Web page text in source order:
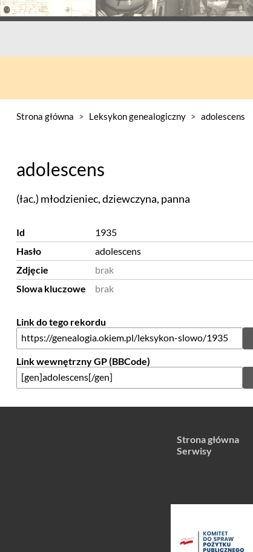
Strona główna > Leksykon genealogiczny > adolescens
adolescens
(łac.) młodzieniec, dziewczyna, panna
Id
1935
Hasło
adolescens
Zdjęcie
brak
Slowa kluczowe
brak
Link do tego rekordu
Link wewnętrzny GP (BBCode)
Strona główna
Serwisy